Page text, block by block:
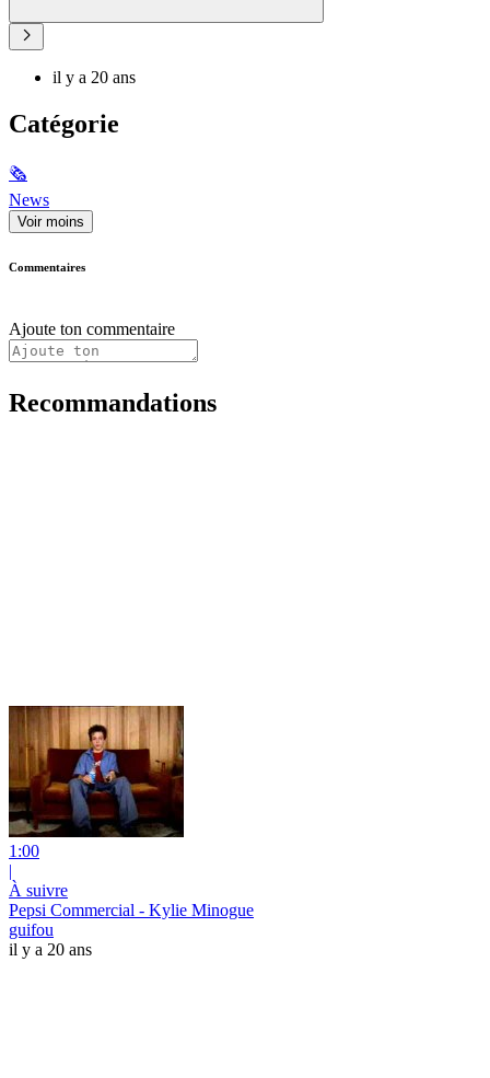
il y a 20 ans
Catégorie
🗞
News
Voir moins
Commentaires
Ajoute ton commentaire
Recommandations
1:00
|
À suivre
Pepsi Commercial - Kylie Minogue
guifou
il y a 20 ans